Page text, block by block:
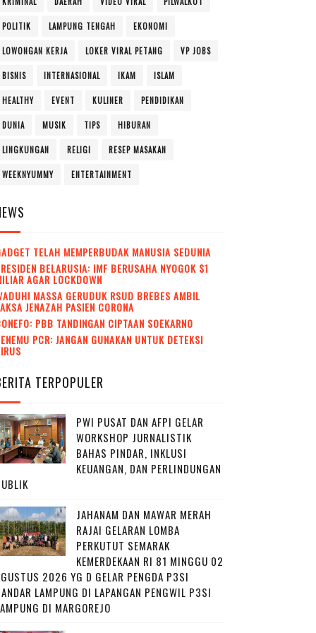
POLITIK LAMPUNG TENGAH EKONOMI
LOWONGAN KERJA LOKER VIRAL PETANG VP JOBS
BISNIS INTERNASIONAL IKAM ISLAM
HEALTHY EVENT KULINER PENDIDIKAN
DUNIA MUSIK TIPS HIBURAN
LINGKUNGAN RELIGI RESEP MASAKAN
WEEKNYUMMY ENTERTAINMENT
TELAH MEMPERBUDAK MANUSIA SEDUNIA
BELARUSIA: IMF BERUSAHA NYOGOK $1
AGAR LOCKDOWN
MASSA GERUDUK RSUD BREBES AMBIL
JENAZAH PASIEN CORONA
PBB TANDINGAN CIPTAAN SOEKARNO
PCR: JANGAN GUNAKAN UNTUK DETEKSI
TERPOPULER
PWI PUSAT DAN AFPI GELAR
WORKSHOP JURNALISTIK
BAHAS PINDAR, INKLUSI
KEUANGAN, DAN PERLINDUNGAN
JAHANAM DAN MAWAR MERAH
RAJAI GELARAN LOMBA
PERKUTUT SEMARAK
KEMERDEKAAN RI 81 MINGGU 02
2026 YG D GELAR PENGDA P3SI
LAMPUNG DI LAPANGAN PENGWIL P3SI
DI MARGOREJO